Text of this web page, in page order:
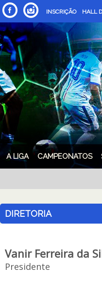
INSCRIÇÃO HALL
A LIGA CAMPEONATOS
DIRETORIA
Vanir Ferreira da
Presidente